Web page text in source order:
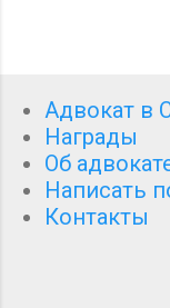
Адвокат в
Награды
Об
Написать
Контакты